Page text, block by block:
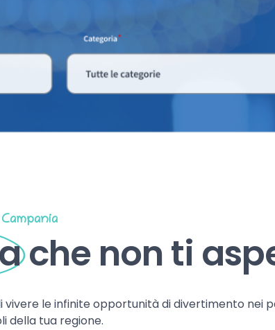
che non ti
vivere le infinite opportunità di divertimento nei
della tua regione.